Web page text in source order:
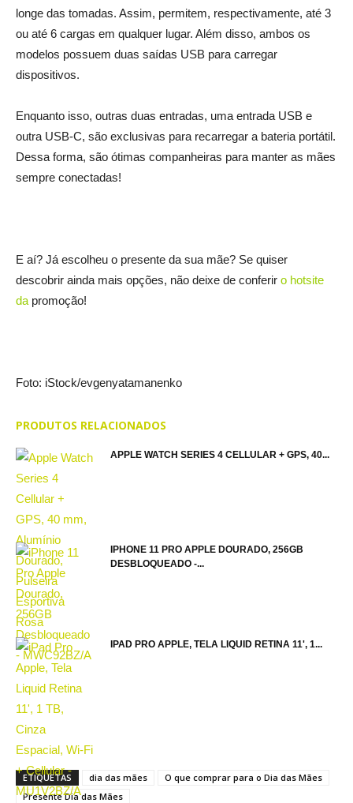
longe das tomadas. Assim, permitem, respectivamente, até 3
ou até 6 cargas em qualquer lugar. Além disso, ambos os
modelos possuem duas saídas USB para carregar
dispositivos.
Enquanto isso, outras duas entradas, uma entrada USB e
outra USB-C, são exclusivas para recarregar a bateria portátil.
Dessa forma, são ótimas companheiras para manter as mães
sempre conectadas!
E aí? Já escolheu o presente da sua mãe? Se quiser
descobrir ainda mais opções, não deixe de conferir o hotsite
da promoção!
Foto: iStock/evgenyatamanenko
PRODUTOS RELACIONADOS
APPLE WATCH SERIES 4 CELLULAR + GPS, 40...
IPHONE 11 PRO APPLE DOURADO, 256GB
DESBLOQUEADO -...
IPAD PRO APPLE, TELA LIQUID RETINA 11', 1...
ETIQUETAS dia das mães
O que comprar para o Dia das Mães
Presente Dia das Mães